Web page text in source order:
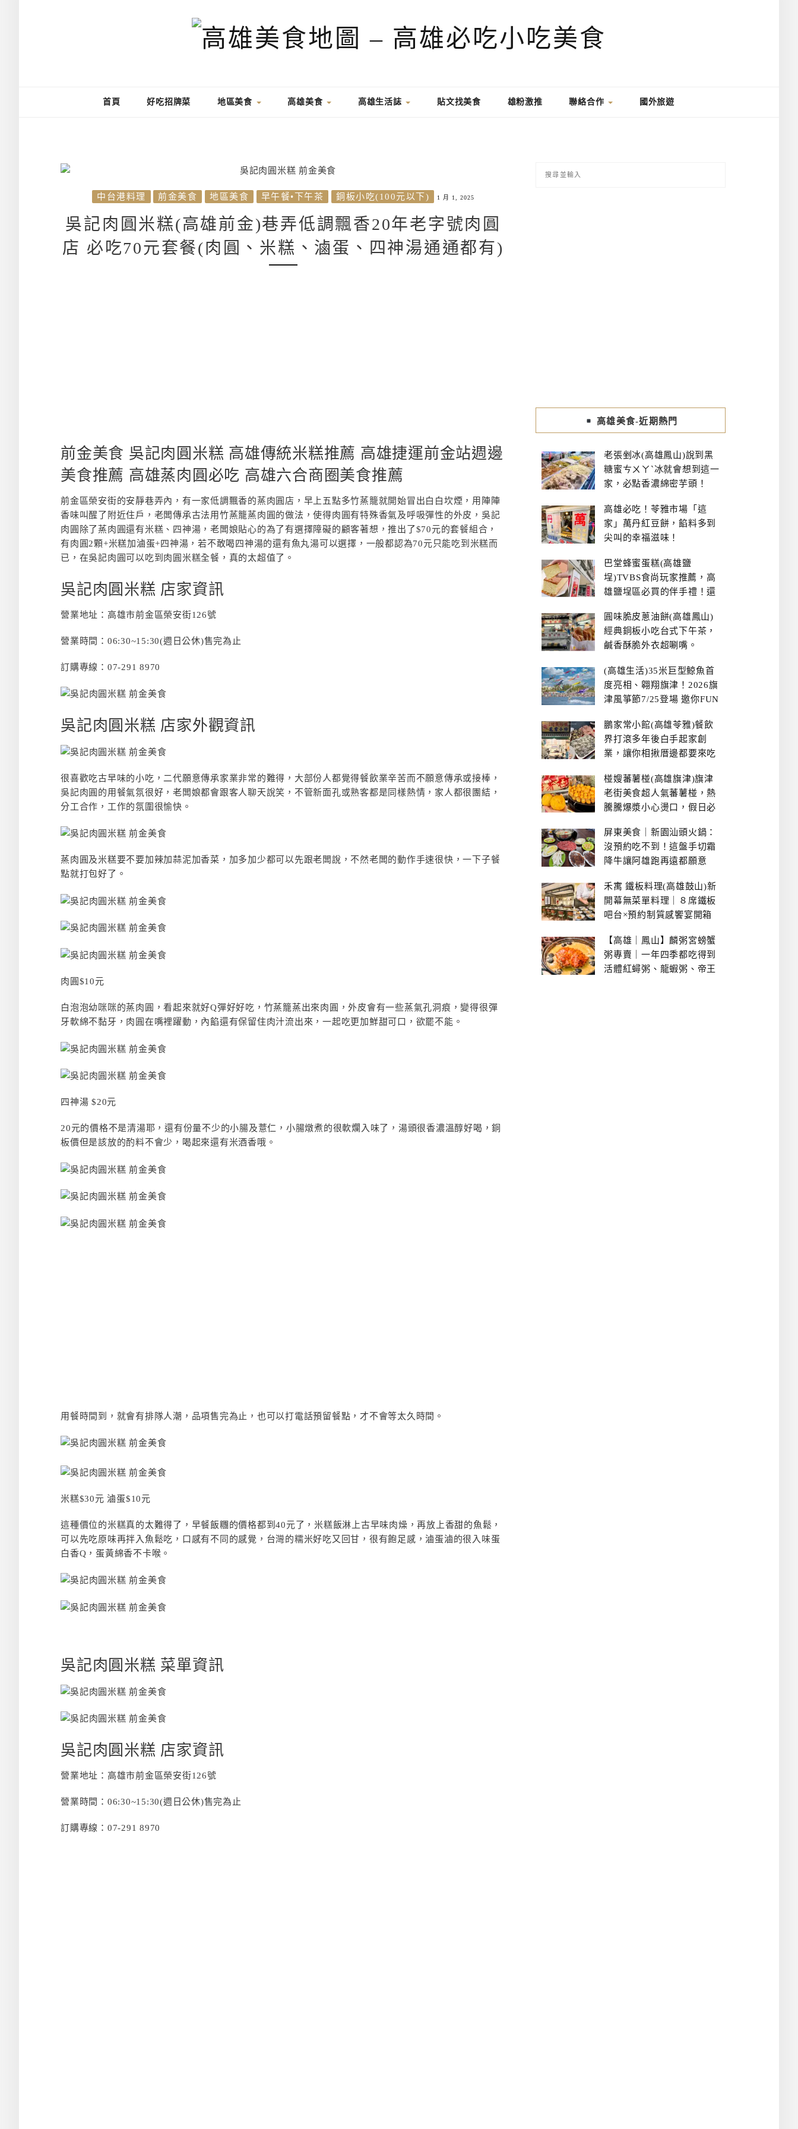
首頁 好吃招牌菜 地區美食 高雄美食 高雄生活誌 貼文找美食 雄粉激推 聯絡合作 國外旅遊
中台港料理 前金美食 地區美食 早午餐•下午茶 銅板小吃(100元以下) 1 月 1, 2025
吳記肉圓米糕(高雄前金)巷弄低調飄香20年老字號肉圓
店 必吃70元套餐(肉圓、米糕、滷蛋、四神湯通通都有)
前金美食 吳記肉圓米糕 高雄傳統米糕推薦 高雄捷運前金站週邊
美食推薦 高雄蒸肉圓必吃 高雄六合商圈美食推薦
前金區榮安街的安靜巷弄內，有一家低調飄香的蒸肉圓店，早上五點多竹蒸籠就開始冒出白白坎煙，用陣陣
香味叫醒了附近住戶，老闆傳承古法用竹蒸籠蒸肉圓的做法，使得肉圓有特殊香氣及呼吸彈性的外皮，吳記
肉圓除了蒸肉圓還有米糕、四神湯，老闆娘貼心的為了有選擇障礙的顧客著想，推出了$70元的套餐組合，
有肉圓2顆+米糕加滷蛋+四神湯，若不敢喝四神湯的還有魚丸湯可以選擇，一般都認為70元只能吃到米糕而
已，在吳記肉圓可以吃到肉圓米糕全餐，真的太超值了。
吳記肉圓米糕 店家資訊
營業地址：高雄市前金區榮安街126號
營業時間：06:30~15:30(週日公休)售完為止
訂購專線：07-291 8970
吳記肉圓米糕 店家外觀資訊
很喜歡吃古早味的小吃，二代願意傳承家業非常的難得，大部份人都覺得餐飲業辛苦而不願意傳承或接棒，
吳記肉圓的用餐氣氛很好，老闆娘都會跟客人聊天說笑，不管新面孔或熟客都是同樣熱情，家人都很團結，
分工合作，工作的氛圍很愉快。
蒸肉圓及米糕要不要加辣加蒜泥加香菜，加多加少都可以先跟老闆說，不然老闆的動作手速很快，一下子餐
點就打包好了。
肉圓$10元
白泡泡幼咪咪的蒸肉圓，看起來就好Q彈好好吃，竹蒸籠蒸出來肉圓，外皮會有一些蒸氣孔洞痕，變得很彈
牙軟綿不黏牙，肉圓在嘴裡躍動，內餡還有保留住肉汁流出來，一起吃更加鮮甜可口，欲罷不能。
四神湯 $20元
20元的價格不是清湯耶，還有份量不少的小腸及薏仁，小腸燉煮的很軟爛入味了，湯頭很香濃溫醇好喝，銅
板價但是該放的酌料不會少，喝起來還有米酒香哦。
用餐時間到，就會有排隊人潮，品項售完為止，也可以打電話預留餐點，才不會等太久時間。
米糕$30元 滷蛋$10元
這種價位的米糕真的太難得了，早餐飯糰的價格都到40元了，米糕飯淋上古早味肉燥，再放上香甜的魚鬆，
可以先吃原味再拌入魚鬆吃，口感有不同的感覺，台灣的糯米好吃又回甘，很有飽足感，滷蛋滷的很入味蛋
白香Q，蛋黃綿香不卡喉。
吳記肉圓米糕 菜單資訊
吳記肉圓米糕 店家資訊
營業地址：高雄市前金區榮安街126號
營業時間：06:30~15:30(週日公休)售完為止
訂購專線：07-291 8970
高雄美食-近期熱門
老張剉冰(高雄鳳山)說到黑
糖蜜ㄘㄨㄚˋ冰就會想到這一
家，必點香濃綿密芋頭！
高雄必吃！苓雅市場「這
家」萬丹紅豆餅，餡料多到
尖叫的幸福滋味！
巴堂蜂蜜蛋糕(高雄鹽
埕)TVBS食尚玩家推薦，高
雄鹽埕區必買的伴手禮！還
圓味脆皮蔥油餅(高雄鳳山)
經典銅板小吃台式下午茶，
鹹香酥脆外衣超唰嘴。
(高雄生活)35米巨型鯨魚首
度亮相、翱翔旗津！2026旗
津風箏節7/25登場 邀你FUN
鵬家常小館(高雄苓雅)餐飲
界打滾多年後白手起家創
業，讓你相揪厝邊都要來吃
椪嫂蕃薯椪(高雄旗津)旗津
老街美食超人氣蕃薯椪，熱
騰騰爆漿小心燙口，假日必
屏東美食｜新園汕頭火鍋：
沒預約吃不到！這盤手切霜
降牛讓阿雄跑再遠都願意
禾寓 鐵板料理(高雄鼓山)新
開幕無菜單料理｜８席鐵板
吧台×預約制質感饗宴開箱
【高雄｜鳳山】麟粥宮螃蟹
粥專賣｜一年四季都吃得到
活體紅蟳粥、龍蝦粥、帝王